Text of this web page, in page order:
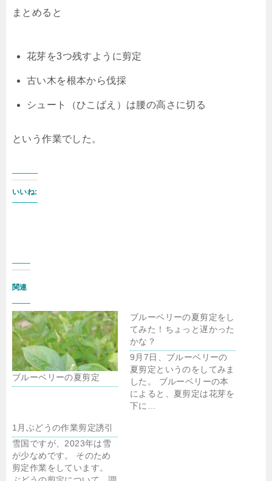
まとめると
花芽を3つ残すように剪定
古い木を根本から伐採
シュート（ひこばえ）は腰の高さに切る
という作業でした。
いいね:
関連
ブルーベリーの夏剪定
ブルーベリーの夏剪定をし
てみた！ちょっと遅かった
かな？
9月7日、ブルーベリーの
夏剪定というのをしてみま
した。 ブルーベリーの本
によると、夏剪定は花芽を
下に…
1月ぶどうの作業剪定誘引
雪国ですが、2023年は雪
が少なめです。 そのため
剪定作業をしています。